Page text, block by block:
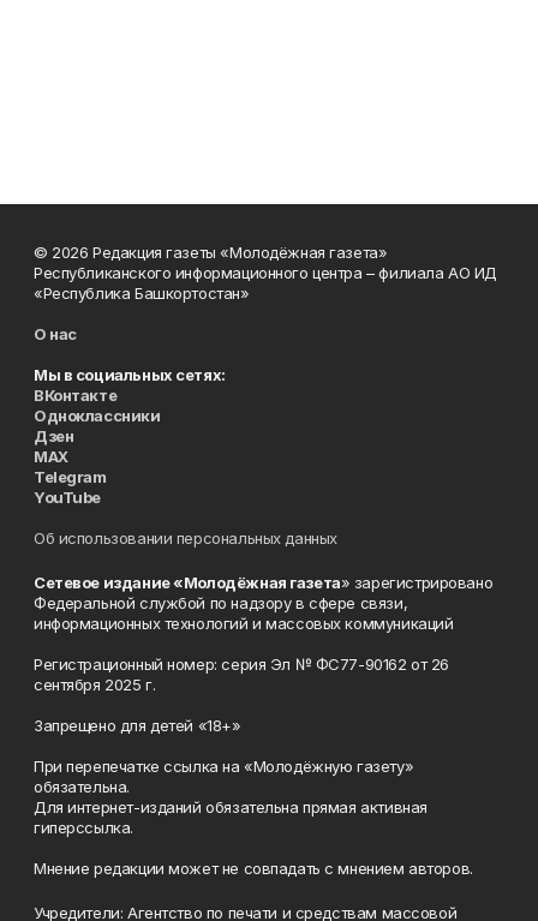
© 2026 Редакция газеты «Молодёжная газета»
Республиканского информационного центра – филиала АО ИД
«Республика Башкортостан»
О нас
Мы в социальных сетях:
ВКонтакте
Одноклассники
Дзен
MAX
Telegram
YouTube
Об использовании персональных данных
Сетевое издание «Молодёжная газета» зарегистрировано
Федеральной службой по надзору в сфере связи,
информационных технологий и массовых коммуникаций
Регистрационный номер: серия Эл № ФС77-90162 от 26
сентября 2025 г.
Запрещено для детей «18+»
При перепечатке ссылка на «Молодёжную газету»
обязательна.
Для интернет-изданий обязательна прямая активная
гиперссылка.
Мнение редакции может не совпадать с мнением авторов.
Учредители: Агентство по печати и средствам массовой